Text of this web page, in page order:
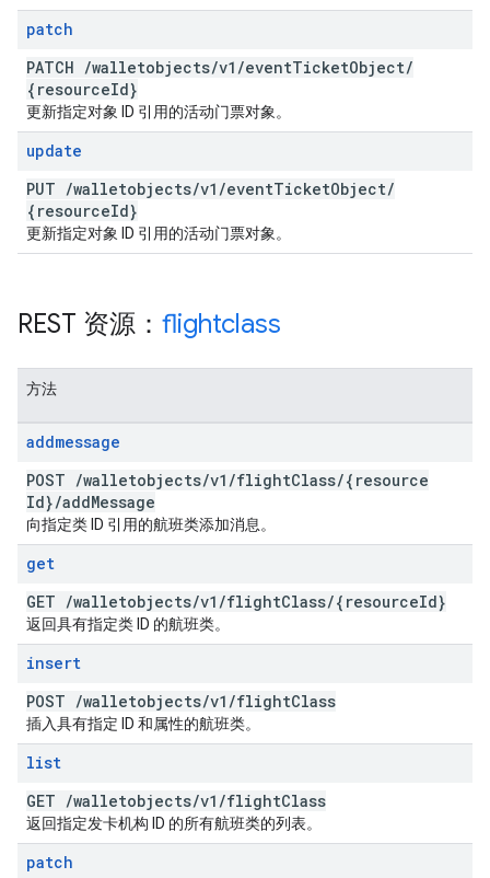
patch
PATCH /walletobjects/v1 /eventTicketObject/
{resourceId}
更新指定对象 ID 引用的活动门票对象。
update
PUT /walletobjects/v1 /eventTicketObject/
{resourceId}
更新指定对象 ID 引用的活动门票对象。
REST 资源： flightclass
方法
addmessage
POST /walletobjects/v1 /flightClass/{resource
Id}/addMessage
向指定类 ID 引用的航班类添加消息。
get
GET /walletobjects/v1 /flightClass/{resourceId}
返回具有指定类 ID 的航班类。
insert
POST /walletobjects/v1 /flightClass
插入具有指定 ID 和属性的航班类。
list
GET /walletobjects/v1 /flightClass
返回指定发卡机构 ID 的所有航班类的列表。
patch